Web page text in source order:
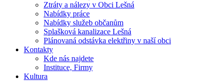
Ztráty a nálezy v Obci Lešná
Nabídky práce
Nabídky služeb občanům
Splašková kanalizace Lešná
Plánovaná odstávka elektřiny v naší obci
Kontakty
Kde nás najdete
Instituce, Firmy
Kultura